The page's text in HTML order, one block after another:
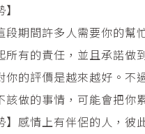
段期間許多人需要你的幫
所有的責任，並且承諾做
你的評價是越來越好。不
該做的事情，可能會把你
】感情上有伴侶的人，彼